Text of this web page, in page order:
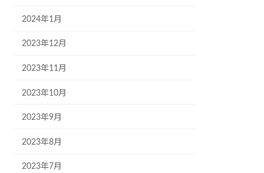
2024年1月
2023年12月
2023年11月
2023年10月
2023年9月
2023年8月
2023年7月